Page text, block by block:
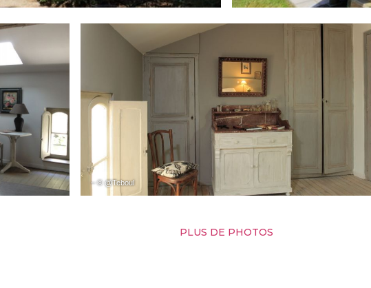
– © @Teboul
PLUS DE PHOTOS